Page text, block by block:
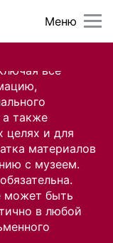
все
а также
целях и для
материалов
с музеем.
может быть
в любой
Меню